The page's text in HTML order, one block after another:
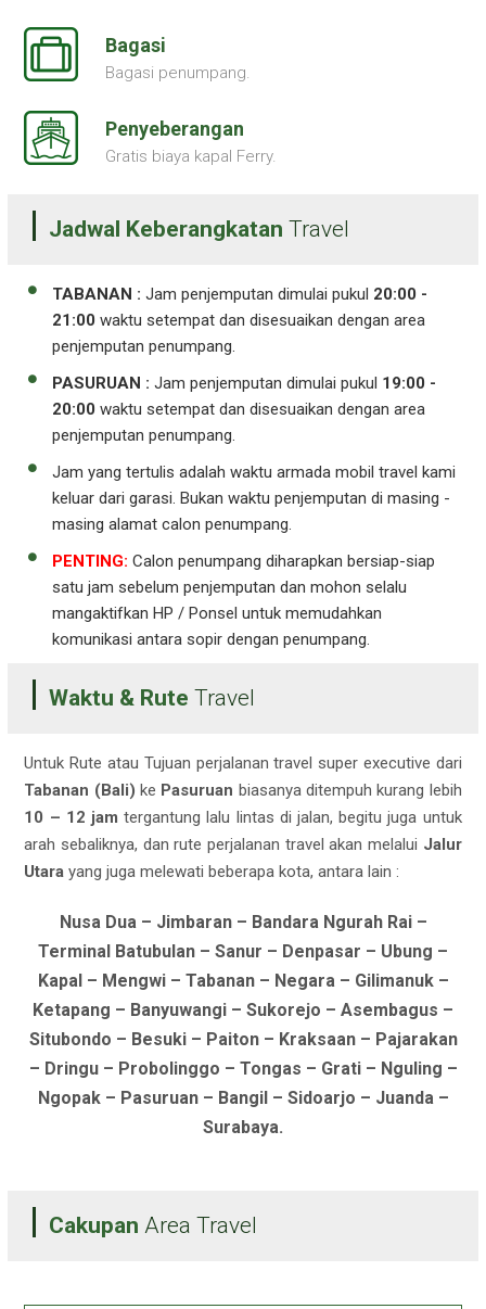
Bagasi
Bagasi penumpang.
Penyeberangan
Gratis biaya kapal Ferry.
Jadwal Keberangkatan Travel
TABANAN : Jam penjemputan dimulai pukul 20:00 -
21:00 waktu setempat dan disesuaikan dengan area
penjemputan penumpang.
PASURUAN : Jam penjemputan dimulai pukul 19:00 -
20:00 waktu setempat dan disesuaikan dengan area
penjemputan penumpang.
Jam yang tertulis adalah waktu armada mobil travel kami
keluar dari garasi. Bukan waktu penjemputan di masing -
masing alamat calon penumpang.
PENTING: Calon penumpang diharapkan bersiap-siap
satu jam sebelum penjemputan dan mohon selalu
mangaktifkan HP / Ponsel untuk memudahkan
komunikasi antara sopir dengan penumpang.
Waktu & Rute Travel
Untuk Rute atau Tujuan perjalanan travel super executive dari
Tabanan (Bali) ke Pasuruan biasanya ditempuh kurang lebih
10 – 12 jam tergantung lalu lintas di jalan, begitu juga untuk
arah sebaliknya, dan rute perjalanan travel akan melalui Jalur
Utara yang juga melewati beberapa kota, antara lain :
Nusa Dua – Jimbaran – Bandara Ngurah Rai –
Terminal Batubulan – Sanur – Denpasar – Ubung –
Kapal – Mengwi – Tabanan – Negara – Gilimanuk –
Ketapang – Banyuwangi – Sukorejo – Asembagus –
Situbondo – Besuki – Paiton – Kraksaan – Pajarakan
– Dringu – Probolinggo – Tongas – Grati – Nguling –
Ngopak – Pasuruan – Bangil – Sidoarjo – Juanda –
Surabaya.
Cakupan Area Travel